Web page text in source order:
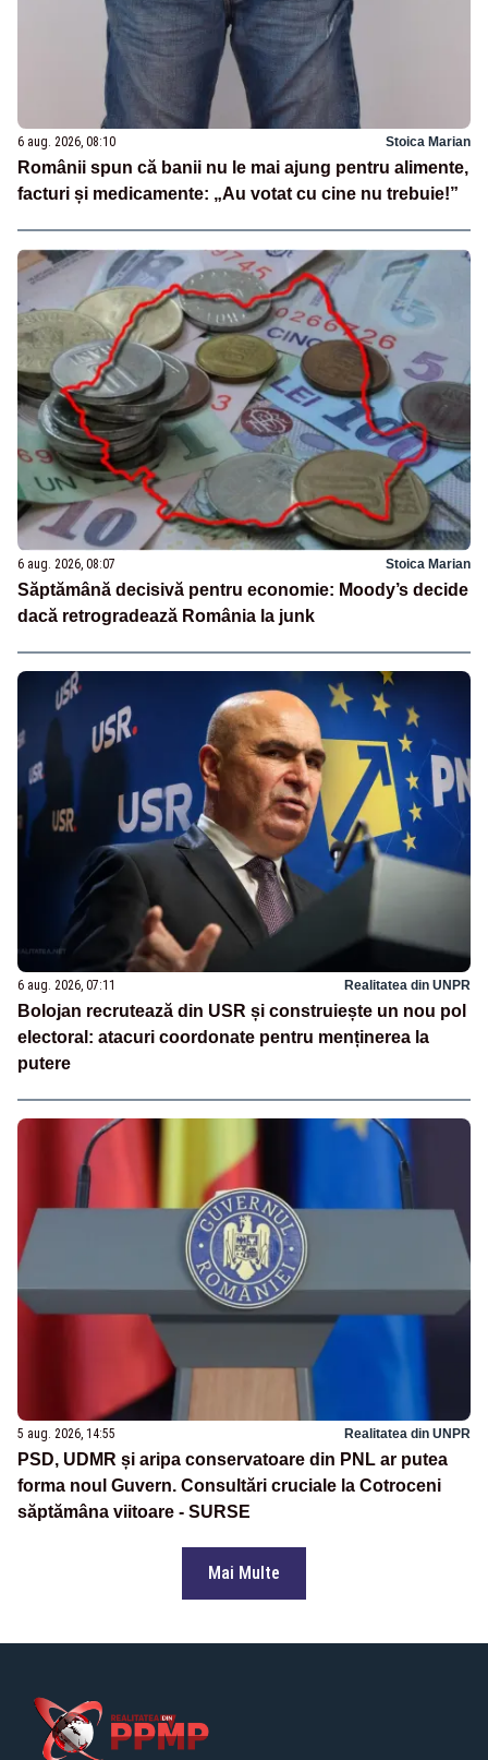
6 aug. 2026, 08:10 Stoica Marian
Românii spun că banii nu le mai ajung pentru alimente,
facturi și medicamente: „Au votat cu cine nu trebuie!”
6 aug. 2026, 08:07 Stoica Marian
Săptămână decisivă pentru economie: Moody’s decide
dacă retrogradează România la junk
6 aug. 2026, 07:11 Realitatea din UNPR
Bolojan recrutează din USR și construiește un nou pol
electoral: atacuri coordonate pentru menținerea la
putere
5 aug. 2026, 14:55 Realitatea din UNPR
PSD, UDMR și aripa conservatoare din PNL ar putea
forma noul Guvern. Consultări cruciale la Cotroceni
săptămâna viitoare - SURSE
Mai Multe